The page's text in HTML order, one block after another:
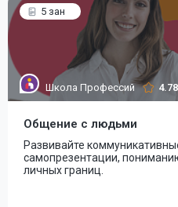
5 зан
Школа Профессий 4.78
Общение с людьми
Развивайте
самопрезентации,
личных границ.